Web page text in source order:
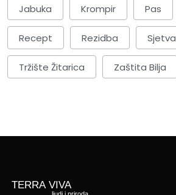
Jabuka Krompir Pas
Recept Rezidba Sjetva
Tržište Žitarica Zaštita Bilja